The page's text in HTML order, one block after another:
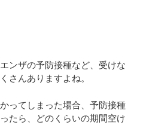
ンザの予防接種など、受けな
さんありますよね。
ってしまった場合、予防接種
たら、どのくらいの期間空け